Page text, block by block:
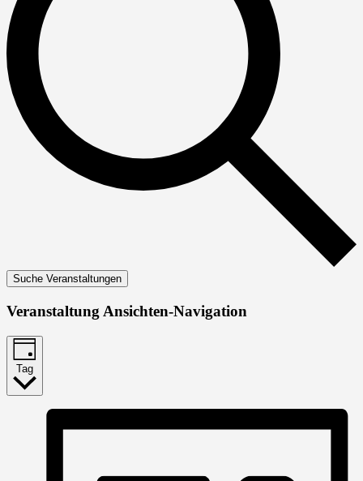
Suche Veranstaltungen
Veranstaltung Ansichten-Navigation
Tag